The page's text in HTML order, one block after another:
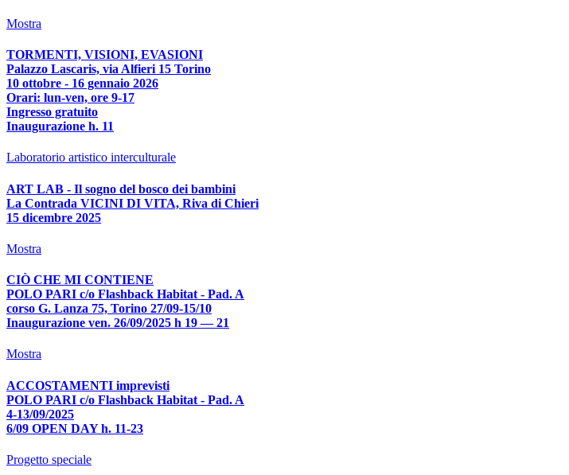
Mostra
TORMENTI, VISIONI, EVASIONI
Palazzo Lascaris, via Alfieri 15 Torino
10 ottobre - 16 gennaio 2026
Orari: lun-ven, ore 9-17
Ingresso gratuito
Inaugurazione h. 11
Laboratorio artistico interculturale
ART LAB - Il sogno del bosco dei bambini
La Contrada VICINI DI VITA, Riva di Chieri
15 dicembre 2025
Mostra
CIÒ CHE MI CONTIENE
POLO PARI c/o Flashback Habitat - Pad. A
corso G. Lanza 75, Torino 27/09-15/10
Inaugurazione ven. 26/09/2025 h 19 — 21
Mostra
ACCOSTAMENTI imprevisti
POLO PARI c/o Flashback Habitat - Pad. A
4-13/09/2025
6/09 OPEN DAY h. 11-23
Progetto speciale